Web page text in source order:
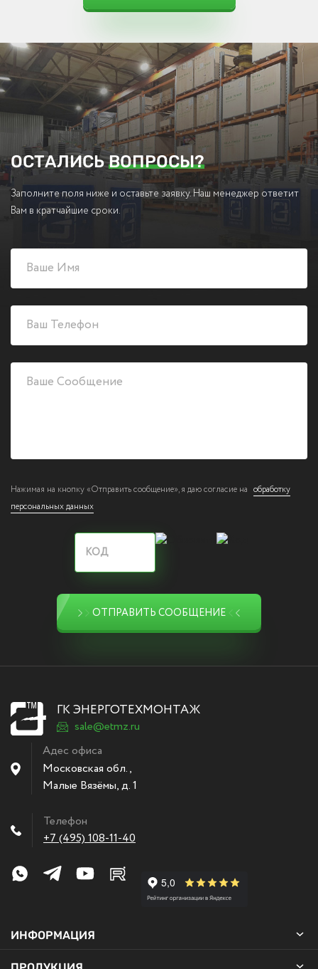
ОСТАЛИСЬВОПРОСЫ?
Заполните поля ниже и оставьте заявку. Наш менеджер ответит
Вам в кратчайшие сроки.
Нажимая на кнопку «Отправить сообщение», я даю согласие на обработку
персональных данных
ОТПРАВИТЬ СООБЩЕНИЕ
ГК ЭНЕРГОТЕХМОНТАЖ
sale@etmz.ru
Адес офиса
Московская обл.,
Малые Вязёмы,д. 1
Телефон
+7 (495) 108-11-40
ИНФОРМАЦИЯ